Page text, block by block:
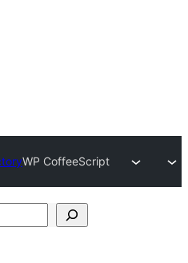
WP CoffeeScript